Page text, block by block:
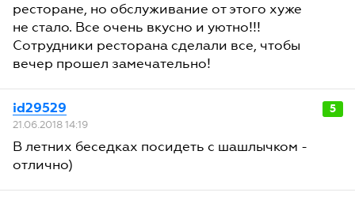
ресторане, но обслуживание от этого хуже
не стало. Все очень вкусно и уютно!!!
Сотрудники ресторана сделали все, чтобы
вечер прошел замечательно!
5
id29529
21.06.2018 14:19
В летних беседках посидеть с шашлычком -
отлично)